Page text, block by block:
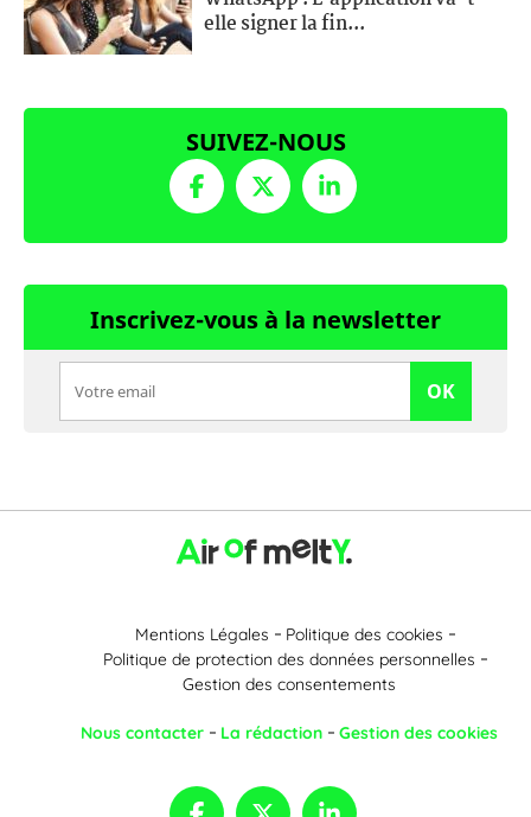
elle signer la fin...
SUIVEZ-NOUS
Inscrivez-vous à la newsletter
OK
Mentions Légales
Politique des cookies
Politique de protection des données personnelles
Gestion des consentements
Nous contacter La rédaction Gestion des cookies